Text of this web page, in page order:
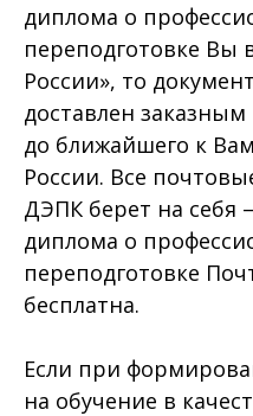
диплома о
переподготовке Вы
России», то
доставлен
до ближайшего к
России. Все
ДЭПК берет на себя
диплома о
переподготовке
бесплатна.
Если при
на обучение в